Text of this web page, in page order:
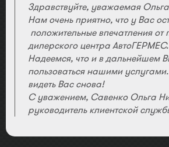
Здравствуйте, уважаемая
Нам очень приятно, что у Вас
положительные впечатления от
дилерского центра АвтоГЕРМЕС.
Надеемся, что и в дальнейшем
пользоваться нашими
видеть Вас снова!
С уважением, Савенко Ольга
руководитель клиентской